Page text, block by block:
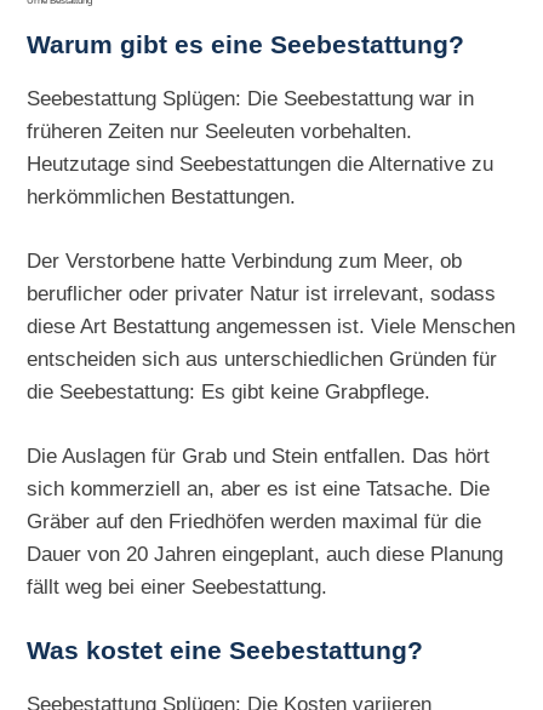
Warum gibt es eine Seebestattung?
Seebestattung Splügen: Die Seebestattung war in
früheren Zeiten nur Seeleuten vorbehalten.
Heutzutage sind Seebestattungen die Alternative zu
herkömmlichen Bestattungen.
Der Verstorbene hatte Verbindung zum Meer, ob
beruflicher oder privater Natur ist irrelevant, sodass
diese Art Bestattung angemessen ist. Viele Menschen
entscheiden sich aus unterschiedlichen Gründen für
die Seebestattung: Es gibt keine Grabpflege.
Die Auslagen für Grab und Stein entfallen. Das hört
sich kommerziell an, aber es ist eine Tatsache. Die
Gräber auf den Friedhöfen werden maximal für die
Dauer von 20 Jahren eingeplant, auch diese Planung
fällt weg bei einer Seebestattung.
Was kostet eine Seebestattung?
Seebestattung Splügen: Die Kosten variieren